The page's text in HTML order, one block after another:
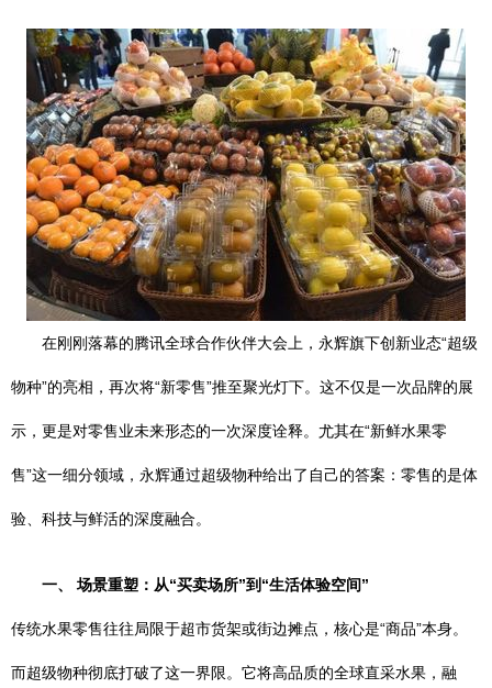
在刚刚落幕的腾讯全球合作伙伴大会上，永辉旗下创新业态“超级
物种”的亮相，再次将“新零售”推至聚光灯下。这不仅是一次品牌的展
示，更是对零售业未来形态的一次深度诠释。尤其在“新鲜水果零
售”这一细分领域，永辉通过超级物种给出了自己的答案：零售的是体
验、科技与鲜活的深度融合。
一、 场景重塑：从“买卖场所”到“生活体验空间”
传统水果零售往往局限于超市货架或街边摊点，核心是“商品”本身。
而超级物种彻底打破了这一界限。它将高品质的全球直采水果，融